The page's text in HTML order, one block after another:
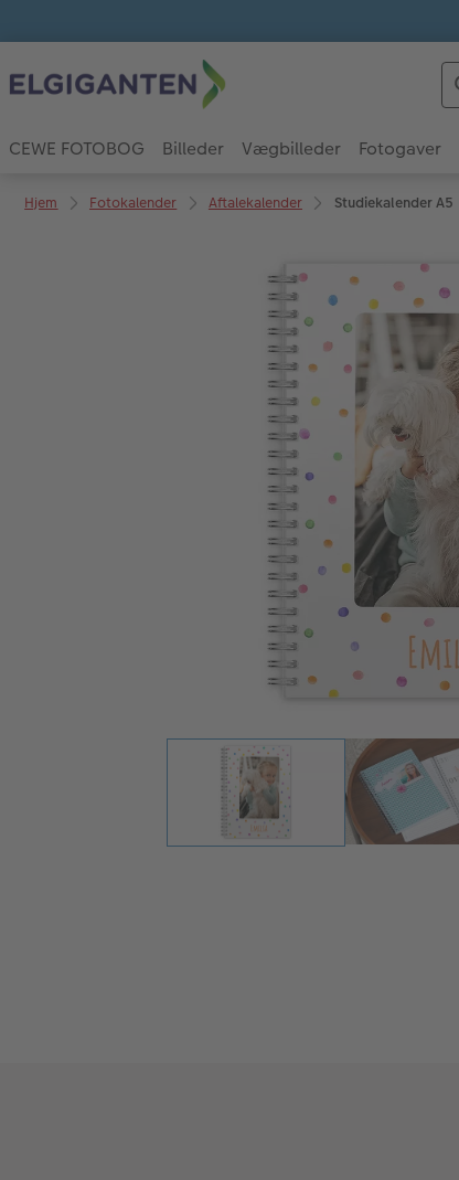
CEWE FOTOBOG Billeder Vægbilleder Fotogaver
Hjem Fotokalender Aftalekalender Studiekalender A5